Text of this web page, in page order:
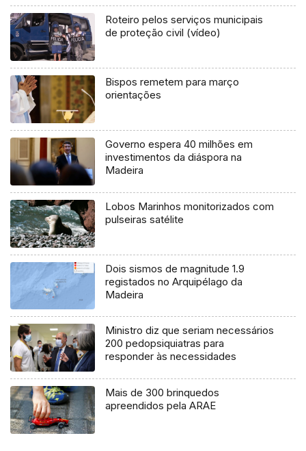
Roteiro pelos serviços municipais
de proteção civil (vídeo)
Bispos remetem para março
orientações
Governo espera 40 milhões em
investimentos da diáspora na
Madeira
Lobos Marinhos monitorizados com
pulseiras satélite
Dois sismos de magnitude 1.9
registados no Arquipélago da
Madeira
Ministro diz que seriam necessários
200 pedopsiquiatras para
responder às necessidades
Mais de 300 brinquedos
apreendidos pela ARAE